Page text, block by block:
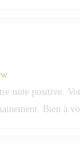
note positive.
Bien à